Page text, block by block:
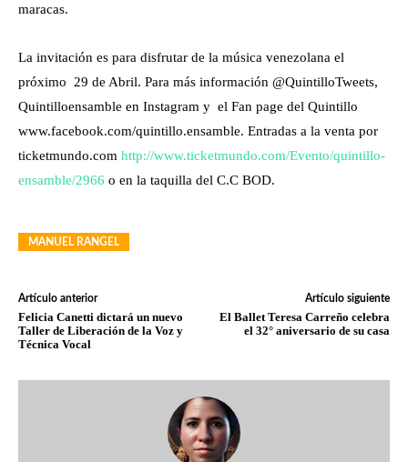
maracas.
La invitación es para disfrutar de la música venezolana el
próximo 29 de Abril. Para más información @QuintilloTweets,
Quintilloensamble en Instagram y el Fan page del Quintillo
www.facebook.com/quintillo.ensamble. Entradas a la venta por
ticketmundo.com http://www.ticketmundo.com/Evento/quintillo-
ensamble/2966 o en la taquilla del C.C BOD.
MANUEL RANGEL
Artículo anterior
Felicia Canetti dictará un nuevo
Taller de Liberación de la Voz y
Técnica Vocal
Artículo siguiente
El Ballet Teresa Carreño celebra
el 32° aniversario de su casa